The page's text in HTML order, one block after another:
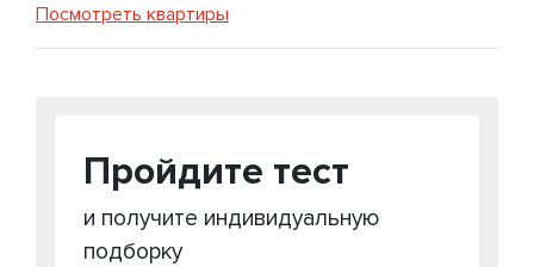
Посмотреть квартиры
Пройдите тест
и получите индивидуальную
подборку